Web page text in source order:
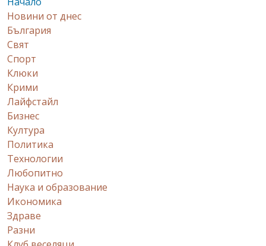
Новини от днес
България
Свят
Спорт
Клюки
Крими
Лайфстайл
Бизнес
Култура
Политика
Технологии
Любопитно
Наука и образование
Икономика
Здраве
Разни